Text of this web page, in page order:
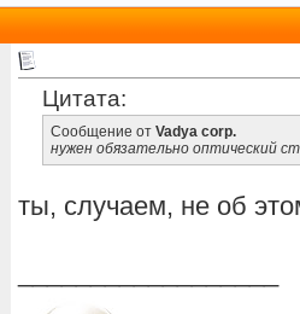
Цитата:
Сообщение от Vadya corp.
нужен обязательно оптический
ты, случаем, не об